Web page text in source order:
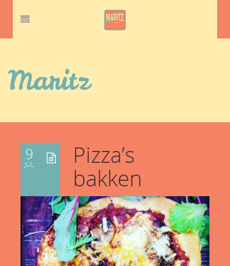
Maritz
9
JUL
Pizza’s
bakken